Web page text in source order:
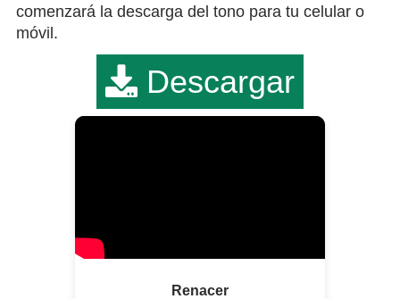
comenzará la descarga del tono para tu celular o
móvil.
Descargar
Renacer